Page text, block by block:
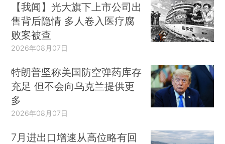
【我闻】光大旗下上市公司出
售背后隐情 多人卷入医疗腐
败案被查
2026年08月07日
特朗普坚称美国防空弹药库存
充足 但不会向乌克兰提供更
多
2026年08月07日
7月进出口增速从高位略有回